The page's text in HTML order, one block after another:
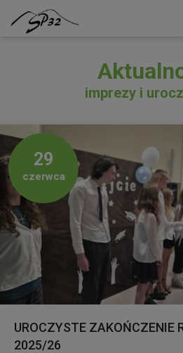
imprezy i
29
czerwca
UROCZYSTE ZAKOŃCZENIE
2025/26